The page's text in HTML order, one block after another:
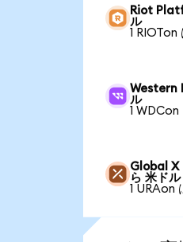
Riot
ル
1 RIOTon
Western
ル
1
Global X
ら 米ドル
1 URAon